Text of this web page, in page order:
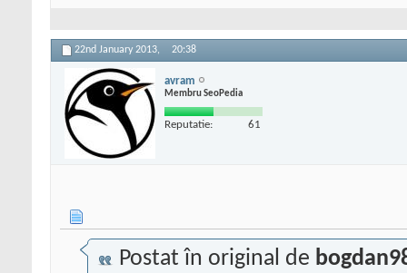
22nd January 2013, 20:38
avram
Membru SeoPedia
Reputatie: 61
Postat în original de